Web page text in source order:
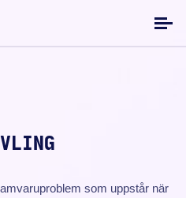
som uppstår när